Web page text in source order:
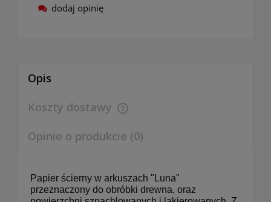
dodaj opinię
Opis
Koszty dostawy
Cena nie zawiera ewentualnych kosztów płatności
Opinie o produkcie (0)
Papier ścierny w arkuszach "Luna"
przeznaczony do obróbki drewna, oraz